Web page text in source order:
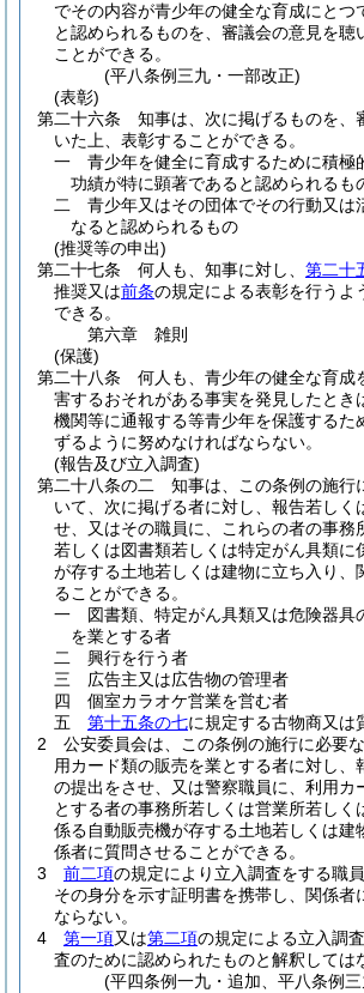
でその内容が青少年の健全な育成にとつ
と認められるものを、審議会の意見を聴
ことができる。
(平八条例三九・一部改正)
(表彰)
第二十六条
知事は、次に掲げるものを、
いた上、表彰することができる。
一
青少年を健全に育成するために積極
功績が特に顕著であると認められるも
二
青少年又はその団体でその行動又は
なると認められるもの
(推奨等の申出)
第二十七条
何人も、知事に対し、 第二十
推奨又は前条の規定による表彰を行うよ
できる。
第六章
雑則
(保護)
第二十八条
何人も、青少年の健全な育成
害するおそれがある事実を発見したとき
機関等に通報する等青少年を保護するた
ずるように努めなければならない。
(報告及び立入調査)
第二十八条の二
知事は、この条例の施行
いて、次に掲げる者に対し、報告若しく
せ、又はその職員に、これらの者の事務
若しくは図書類若しくは特定がん具類に
が存する土地若しくは建物に立ち入り、
ることができる。
一
図書類、特定がん具類又は危険器具
を業とする者
二
興行を行う者
三
広告主又は広告物の管理者
四
個室カラオケ営業を営む者
五
第十五条の七に規定する古物商又は
2
公安委員会は、この条例の施行に必要
用カード類の販売を業とする者に対し、
の提出をさせ、又は警察職員に、利用カ
とする者の事務所若しくは営業所若しく
係る自動販売機が存する土地若しくは建
係者に質問させることができる。
3
前二項の規定により立入調査をする職
その身分を示す証明書を携帯し、関係者
ならない。
4
第一項又は第二項の規定による立入調
査のために認められたものと解釈しては
(平四条例一九・追加、平八条例